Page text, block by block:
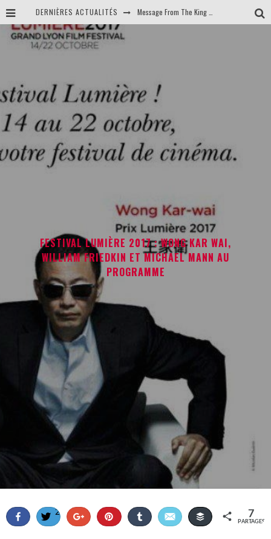
DERNIÈRES ACTUALITÉS
FESTIVAL LUMIÈRE 2017 : WONG KAR WAI,
WILLIAM FRIEDKIN ET MICHAEL MANN AU
PROGRAMME
PartagezTweetez
2 +1 EnregistrerPartagez Email Buffer
PARTAGES
7